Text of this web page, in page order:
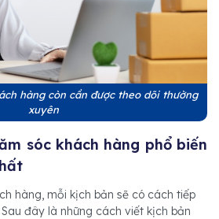
hàng còn cần được theo dõi thường
xuyên
sóc khách hàng phổ biến
hàng, mỗi kịch bản sẽ có cách tiếp
đây là những cách viết kịch bản